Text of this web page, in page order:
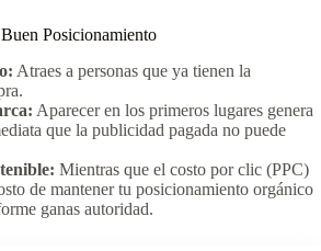
Posicionamiento
Atraes a personas que ya tienen la
Aparecer en los primeros lugares genera
que la publicidad pagada no puede
Mientras que el costo por clic (PPC)
de mantener tu posicionamiento orgánico
ganas autoridad.